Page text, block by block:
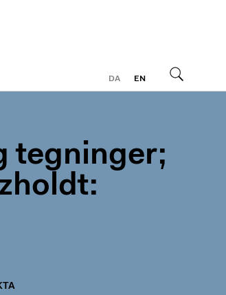
DA
EN
tegninger;